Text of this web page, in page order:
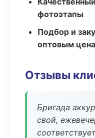
фотоэтапы
Подбор и
оптовым
Отзывы
Бригада
свой,